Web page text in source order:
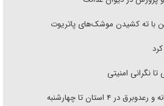
با ته کشیدن موشک‌های پاتریوت
نگرانی امنیتی
۴ استان تا چهارشنبه